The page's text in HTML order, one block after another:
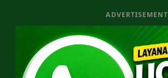
ADVERTISEMENT